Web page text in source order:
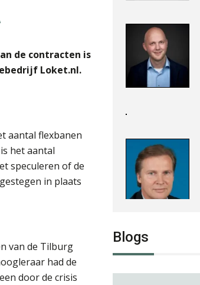
de contracten is
Loket.nl.
aantal flexbanen
het aantal
speculeren of de
in plaats
van de Tilburg
had de
door de crisis
Blogs